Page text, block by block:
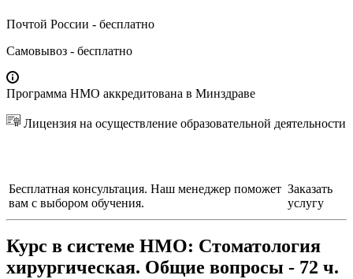
Почтой России - бесплатно
Самовывоз - бесплатно
Программа НМО аккредитована в Минздраве
Лицензия на осуществление образовательной деятельности
Бесплатная консультация. Наш менеджер поможет
вам с выбором обучения.
Заказать
услугу
Курс в системе НМО: Стоматология
хирургическая. Общие вопросы - 72 ч.